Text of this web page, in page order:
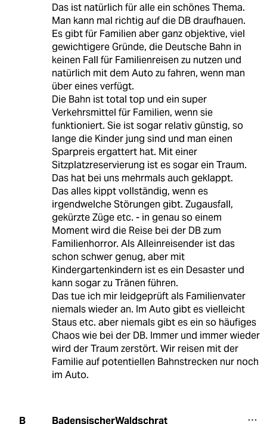
Das ist natürlich für alle ein schönes Thema.
Man kann mal richtig auf die DB draufhauen.
Es gibt für Familien aber ganz objektive, viel
gewichtigere Gründe, die Deutsche Bahn in
keinen Fall für Familienreisen zu nutzen und
natürlich mit dem Auto zu fahren, wenn man
über eines verfügt.
Die Bahn ist total top und ein super
Verkehrsmittel für Familien, wenn sie
funktioniert. Sie ist sogar relativ günstig, so
lange die Kinder jung sind und man einen
Sparpreis ergattert hat. Mit einer
Sitzplatzreservierung ist es sogar ein Traum.
Das hat bei uns mehrmals auch geklappt.
Das alles kippt vollständig, wenn es
irgendwelche Störungen gibt. Zugausfall,
gekürzte Züge etc. - in genau so einem
Moment wird die Reise bei der DB zum
Familienhorror. Als Alleinreisender ist das
schon schwer genug, aber mit
Kindergartenkindern ist es ein Desaster und
kann sogar zu Tränen führen.
Das tue ich mir leidgeprüft als Familienvater
niemals wieder an. Im Auto gibt es vielleicht
Staus etc. aber niemals gibt es ein so häufiges
Chaos wie bei der DB. Immer und immer wieder
wird der Traum zerstört. Wir reisen mit der
Familie auf potentiellen Bahnstrecken nur noch
im Auto.
B BadensischerWaldschrat